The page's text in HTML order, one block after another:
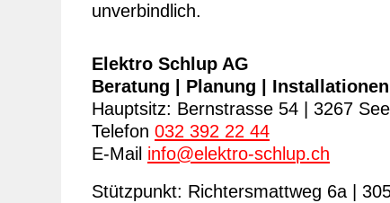
unverbindlich.
Elektro Schlup AG
Beratung | Planung | Installationen
Hauptsitz: Bernstrasse 54 | 3267
Telefon 032 392 22 44
E-Mail
nf ktr -schl p ch
Stützpunkt: Richtersmattweg 6a |